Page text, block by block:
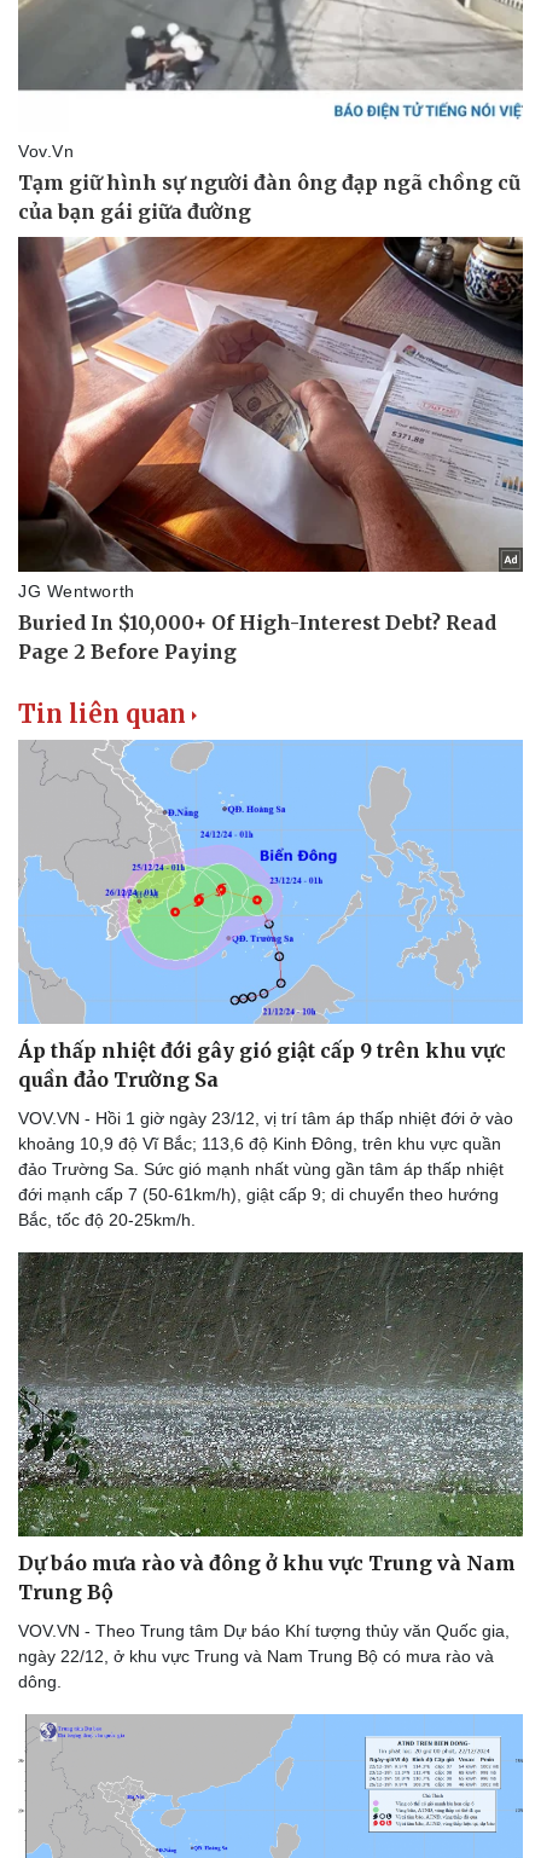
Pháp luật
Vụ án
Tin nóng
Tư vấn luật
Vũ khí
Phân tích
Tin liên quan
Áp thấp nhiệt đới gây gió giật cấp 9 trên khu vực
quần đảo Trường Sa
VOV.VN - Hồi 1 giờ ngày 23/12, vị trí tâm áp thấp nhiệt đới ở vào
khoảng 10,9 độ Vĩ Bắc; 113,6 độ Kinh Đông, trên khu vực quần
đảo Trường Sa. Sức gió mạnh nhất vùng gần tâm áp thấp nhiệt
đới mạnh cấp 7 (50-61km/h), giật cấp 9; di chuyển theo hướng
Bắc, tốc độ 20-25km/h.
Dự báo mưa rào và đông ở khu vực Trung và Nam
Trung Bộ
VOV.VN - Theo Trung tâm Dự báo Khí tượng thủy văn Quốc gia,
ngày 22/12, ở khu vực Trung và Nam Trung Bộ có mưa rào và
dông.